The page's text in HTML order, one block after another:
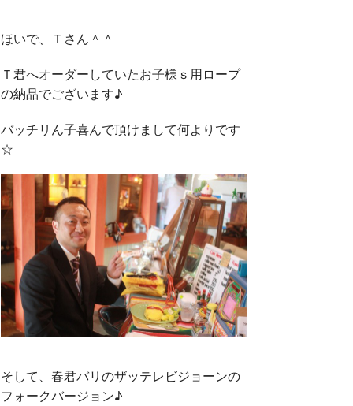
ほいで、Ｔさん＾＾
Ｔ君へオーダーしていたお子様ｓ用ロープ
の納品でございます♪
バッチリん子喜んで頂けまして何よりです
☆
そして、春君バリのザッテレビジョーンの
フォークバージョン♪